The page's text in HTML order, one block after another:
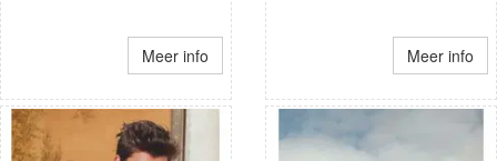
Meer info Meer info